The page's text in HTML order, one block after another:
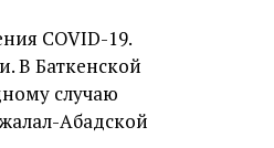
COVID-19.
В Баткенской
случаю
Абадской